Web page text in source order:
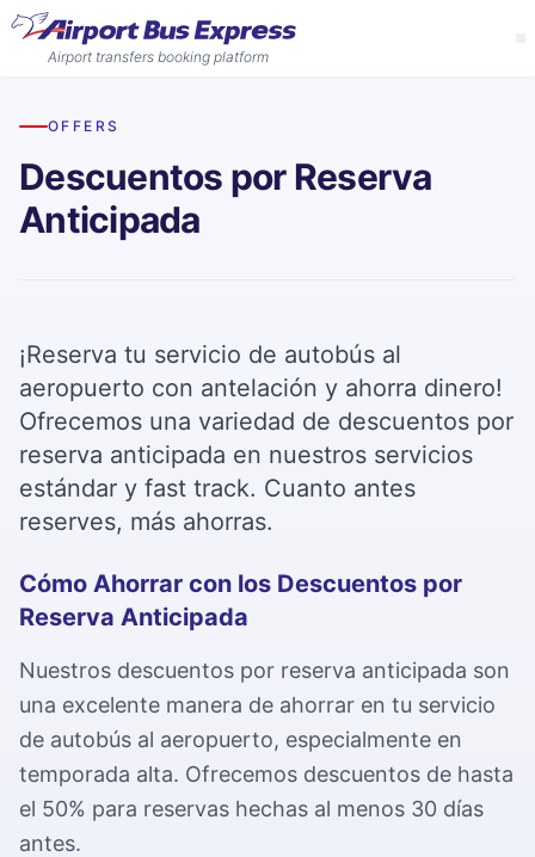
Airport transfers booking platform
Inglés
Italiano
Reservar billetes
Aeropuertos
Servicios para el aeropuerto de Stansted
Aeropuerto de Luton
Servicios para el aeropuerto de Luton
Aeropuerto de Gatwick
Servicios para el aeropuerto de Heathrow
Aeropuerto de Malpensa
Servicios para el aeropuerto de Malpensa
Descuentos para reservas de grupo
Ahorra hasta un tercio del precio cuando reservas para un
grupo de más de 3 personas.
Descuentos por reserva anticipada
Ahorra hasta un tercio del precio cuando reservas para un
Consejos de viaje
que necesitabas.
Alquiler de autocares
También alquilamos nuestros autocares.
Acerca de
Acerca de nosotros
Acerca de Airport Bus Express.
Términos y condiciones
Política de privacidad
Lee nuestra política de privacidad
Política de cookies
Información sobre nuestra política de cookies
Ayuda
Contáctenos
de contacto.
Ayuda con las reservas
Ponte en contacto con nuestro equipo de atención al
cliente para ayudarte con tu reserva.
OFFERS
Descuentos por Reserva
Anticipada
¡Reserva tu servicio de autobús al
aeropuerto con antelación y ahorra dinero!
Ofrecemos una variedad de descuentos por
reserva anticipada en nuestros servicios
estándar y fast track. Cuanto antes
reserves, más ahorras.
Cómo Ahorrar con los Descuentos por
Reserva Anticipada
Nuestros descuentos por reserva anticipada son
una excelente manera de ahorrar en tu servicio
de autobús al aeropuerto, especialmente en
temporada alta. Ofrecemos descuentos de hasta
el 50% para reservas hechas al menos 30 días
antes.